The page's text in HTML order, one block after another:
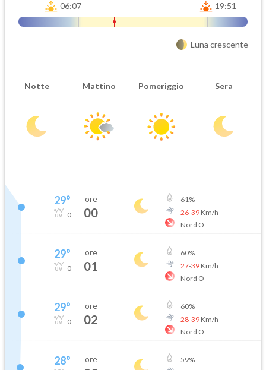
06:07 19:51
Luna crescente
Notte Mattino Pomeriggio Sera
29°
0
ore
00
61%
26-39Km/h
Nord O
29°
0
ore
01
60%
27-39Km/h
Nord O
29°
0
ore
02
60%
28-39Km/h
Nord O
28° ore 59%